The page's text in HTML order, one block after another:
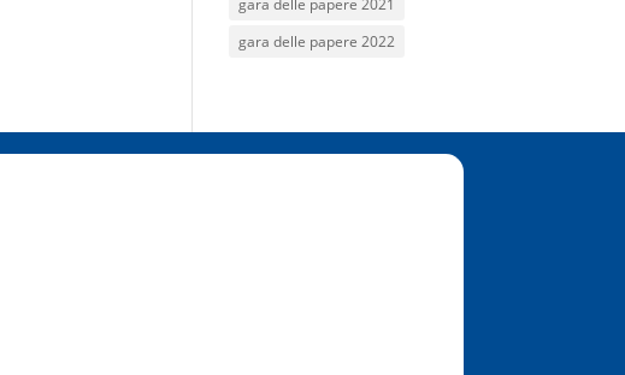
gara delle papere 2021
gara delle papere 2022